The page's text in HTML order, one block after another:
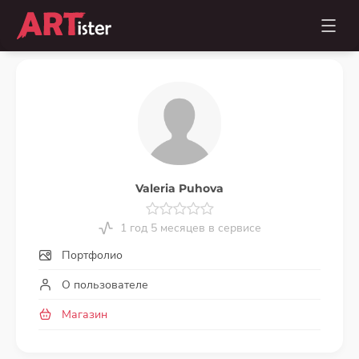
Valeria Puhova
1 год 5 месяцев в сервисе
Портфолио
О пользователе
Магазин